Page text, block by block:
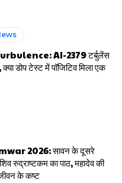
AI-2379 टर्बुलेंस
डोप टेस्ट में पॉजिटिव मिला एक
2026: सावन के दूसरे
रुद्राष्टकम का पाठ, महादेव की
के कष्ट